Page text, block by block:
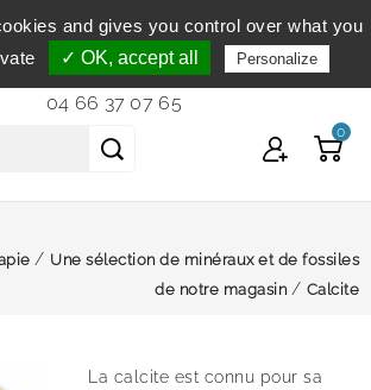
Service clientèle
du lundi au vendredi de 9h à 12h et
de 14h à 18h...
04 66 37 07 65
0
Une sélection de minéraux et de fossiles
de notre magasin
Calcite
La calcite est connu pour sa
and gives you control over what you
✓ OK, accept all Personalize